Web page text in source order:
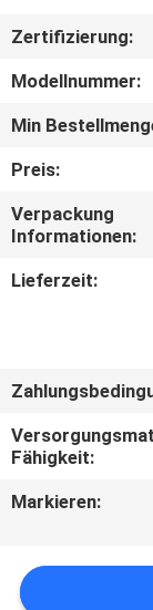
KONTAKT
MIT
UNS
EIN
SITEMAP
Zertifizierung:
Modellnummer:
Min
Preis:
Verpackung
Informationen:
Lieferzeit:
Fähigkeit:
Markieren: